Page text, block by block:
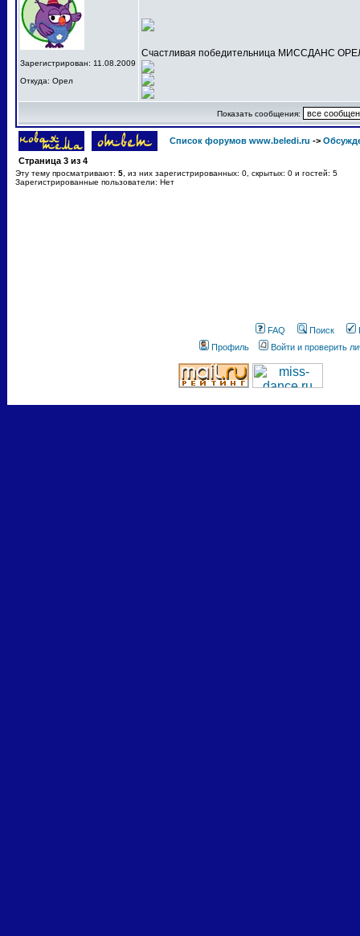
Зарегистрирован: 11.08.2009
Откуда: Орел
Счастливая победительница МИССДАНС
Показать сообщения:
Список форумов www.beledi.ru ->
Страница 3 из 4
Эту тему просматривают: 5 , из них зарегистрированных: 0, скрытых: 0 и гостей: 5
Зарегистрированные пользователи: Нет
FAQ Поиск
Профиль
Войти и проверить